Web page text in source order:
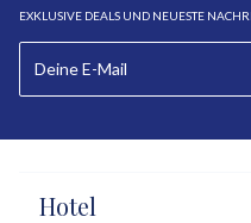
EXKLUSIVE DEALS UND NEUESTE
Hotel